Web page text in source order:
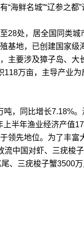
海鲜名城”“辽参之都”
处，居全国同类城
基地，已创建国家级
主要涉及獐子岛、大
万亩，主导产业
同比增长7.18%。
半年渔业经济产值
领先地位。为了丰富
中国对虾、三疣梭
、三疣梭子蟹3500